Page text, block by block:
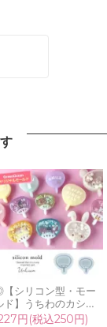
シリコン型・モー
ド】うちわのカシャ
シャ シリコンモール
円(税込250円)